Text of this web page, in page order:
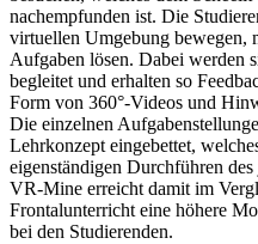
nachempfunden ist. Die
virtuellen Umgebung bewegen,
Aufgaben lösen. Dabei werden
begleitet und erhalten so
Form von 360°-Videos und
Die einzelnen
Lehrkonzept eingebettet,
eigenständigen Durchführen
VR-Mine erreicht damit im
Frontalunterricht eine höhere
bei den Studierenden.